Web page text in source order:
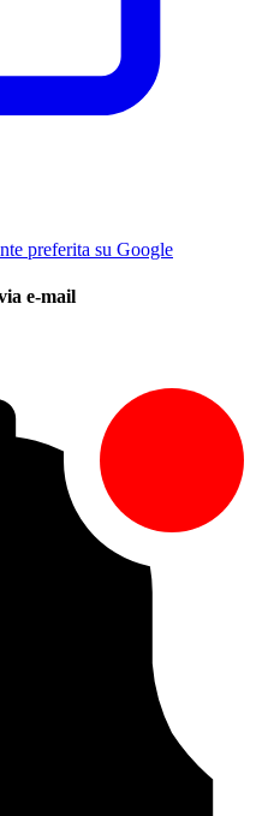
preferita su Google
e-mail